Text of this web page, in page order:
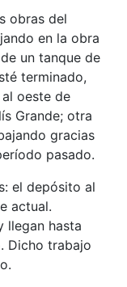
obras del
en la obra
un tanque de
terminado,
oeste de
Grande; otra
gracias
pasado.
el depósito al
actual.
llegan hasta
Dicho trabajo